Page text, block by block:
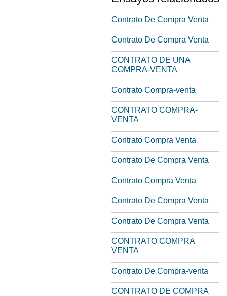
Contrato De Compra Venta
Contrato De Compra Venta
CONTRATO DE UNA
COMPRA-VENTA
Contrato Compra-venta
CONTRATO COMPRA-
VENTA
Contrato Compra Venta
Contrato De Compra Venta
Contrato Compra Venta
Contrato De Compra Venta
Contrato De Compra Venta
CONTRATO COMPRA
VENTA
Contrato De Compra-venta
CONTRATO DE COMPRA